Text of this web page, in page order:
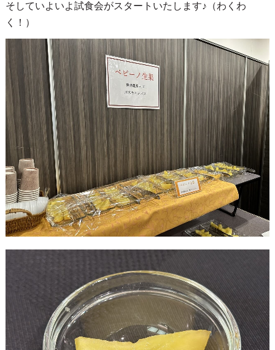
そしていよいよ試食会がスタートいたします♪（わくわ
く！）